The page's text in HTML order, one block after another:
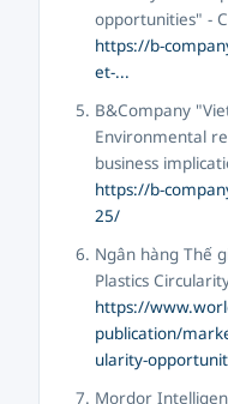
opportunities" -
https://b-
et-...
B&Company
Environmental
business
https://b-
25/
Ngân hàng Thế
Plastics
https://
publication/
ularity-
Mordor